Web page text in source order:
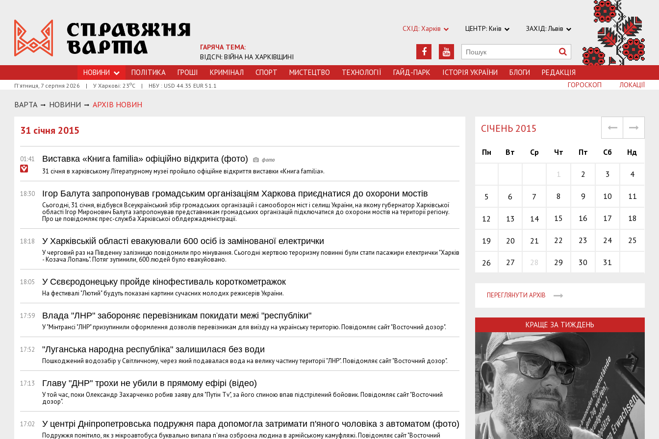
ГАРЯЧА ТЕМА:
ВІДСІЧ: ВІЙНА НА ХАРКІВЩИНІ
СХІД: Харків ЦЕНТР: Київ ЗАХІД: Львів
НОВИНИ ПОЛІТИКА ГРОШI КРИМIНАЛ СПОРТ МИСТЕЦТВО ТЕХНОЛОГIЇ ГАЙД-ПАРК ІСТОРІЯ УКРАЇНИ БЛОГИ РЕДАКЦІЯ
П'ятниця, 7 серпня 2026 | У Харкові: 23оС | НБУ : USD 44.35 EUR 51.1 ЛОКАЦІЇ
ГОРОСКОП
ВАРТА НОВИНИ АРХIВ НОВИН
31 січня 2015
01:41 Виставка «Книга familіa» офіційно відкрита (фото)
31 січня в харківському Літературному музеї пройшло офіційне відкриття виставки «Книга familіa».
18:30 Ігор Балута запропонував громадським організаціям Харкова приєднатися до охорони мостів
Сьогодні, 31 січня, відбувся Всеукраїнський збір громадських організацій і самооборон міст і селищ України, на якому губернатор Харківської
області Ігор Миронович Балута запропонував представникам громадських організацій підключатися до охорони мостів на території регіону.
Про це повідомляє прес-служба Харківської облдержадміністрації.
18:18 У Харківській області евакуювали 600 осіб із замінованої електрички
У черговий раз на Південну залізницю повідомили про мінування. Сьогодні жертвою тероризму повинні були стати пасажири електрички "Харків
- Козача Лопань". Потяг зупинили, 600 людей було евакуйовано.
18:05 У Сєвєродонецьку пройде кінофестиваль короткометражок
На фестивалі "Лютий" будуть показані картини сучасних молодих режисерів України.
17:59 Влада "ЛНР" забороняє перевізникам покидати межі "республіки"
У "Мінтрансі "ЛНР" призупинили оформлення дозволів перевізникам для виїзду на українську територію. Повідомляє сайт "Восточний дозор".
17:52 "Луганська народна республіка" залишилася без води
Пошкоджений водозабір у Світличному, через який подавалася вода на велику частину території "ЛНР". Повідомляє сайт "Восточний дозор".
17:13 Главу "ДНР" трохи не убили в прямому ефірі (відео)
У той час, поки Олександр Захарченко робив заяву для "Путін Тv", за його спиною впав підстрілений бойовик. Повідомляє сайт "Восточний
дозор".
17:02 У центрі Дніпропетровська подружня пара допомогла затримати п'яного чоловіка з автоматом (фото)
Подружжя помітило, як з мікроавтобуса буквально випала п'яна озброєна людина в армійському камуфляжі. Повідомляє сайт "Восточний
СІЧЕНЬ 2015
Пн Вт Ср Чт Пт Сб Нд
1 2 3 4
5 6 7 8 9 10 11
12 13 14 15 16 17 18
19 20 21 22 23 24 25
26 27 28 29 30 31
ПЕРЕГЛЯНУТИ АРХІВ
КРАЩЕ ЗА ТИЖДЕНЬ